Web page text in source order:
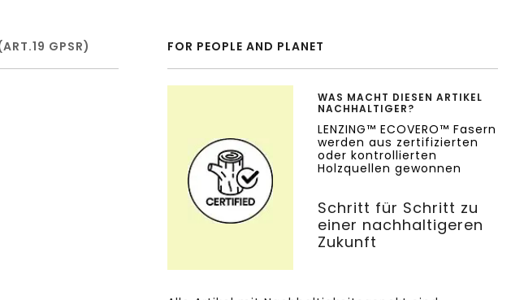
GPSR) FOR PEOPLE AND PLANET
WAS MACHT DIESEN ARTIKEL
NACHHALTIGER?
LENZING™ ECOVERO™ Fasern
werden aus zertifizierten
oder kontrollierten
Holzquellen gewonnen
Schritt für Schritt zu
einer nachhaltigeren
Zukunft